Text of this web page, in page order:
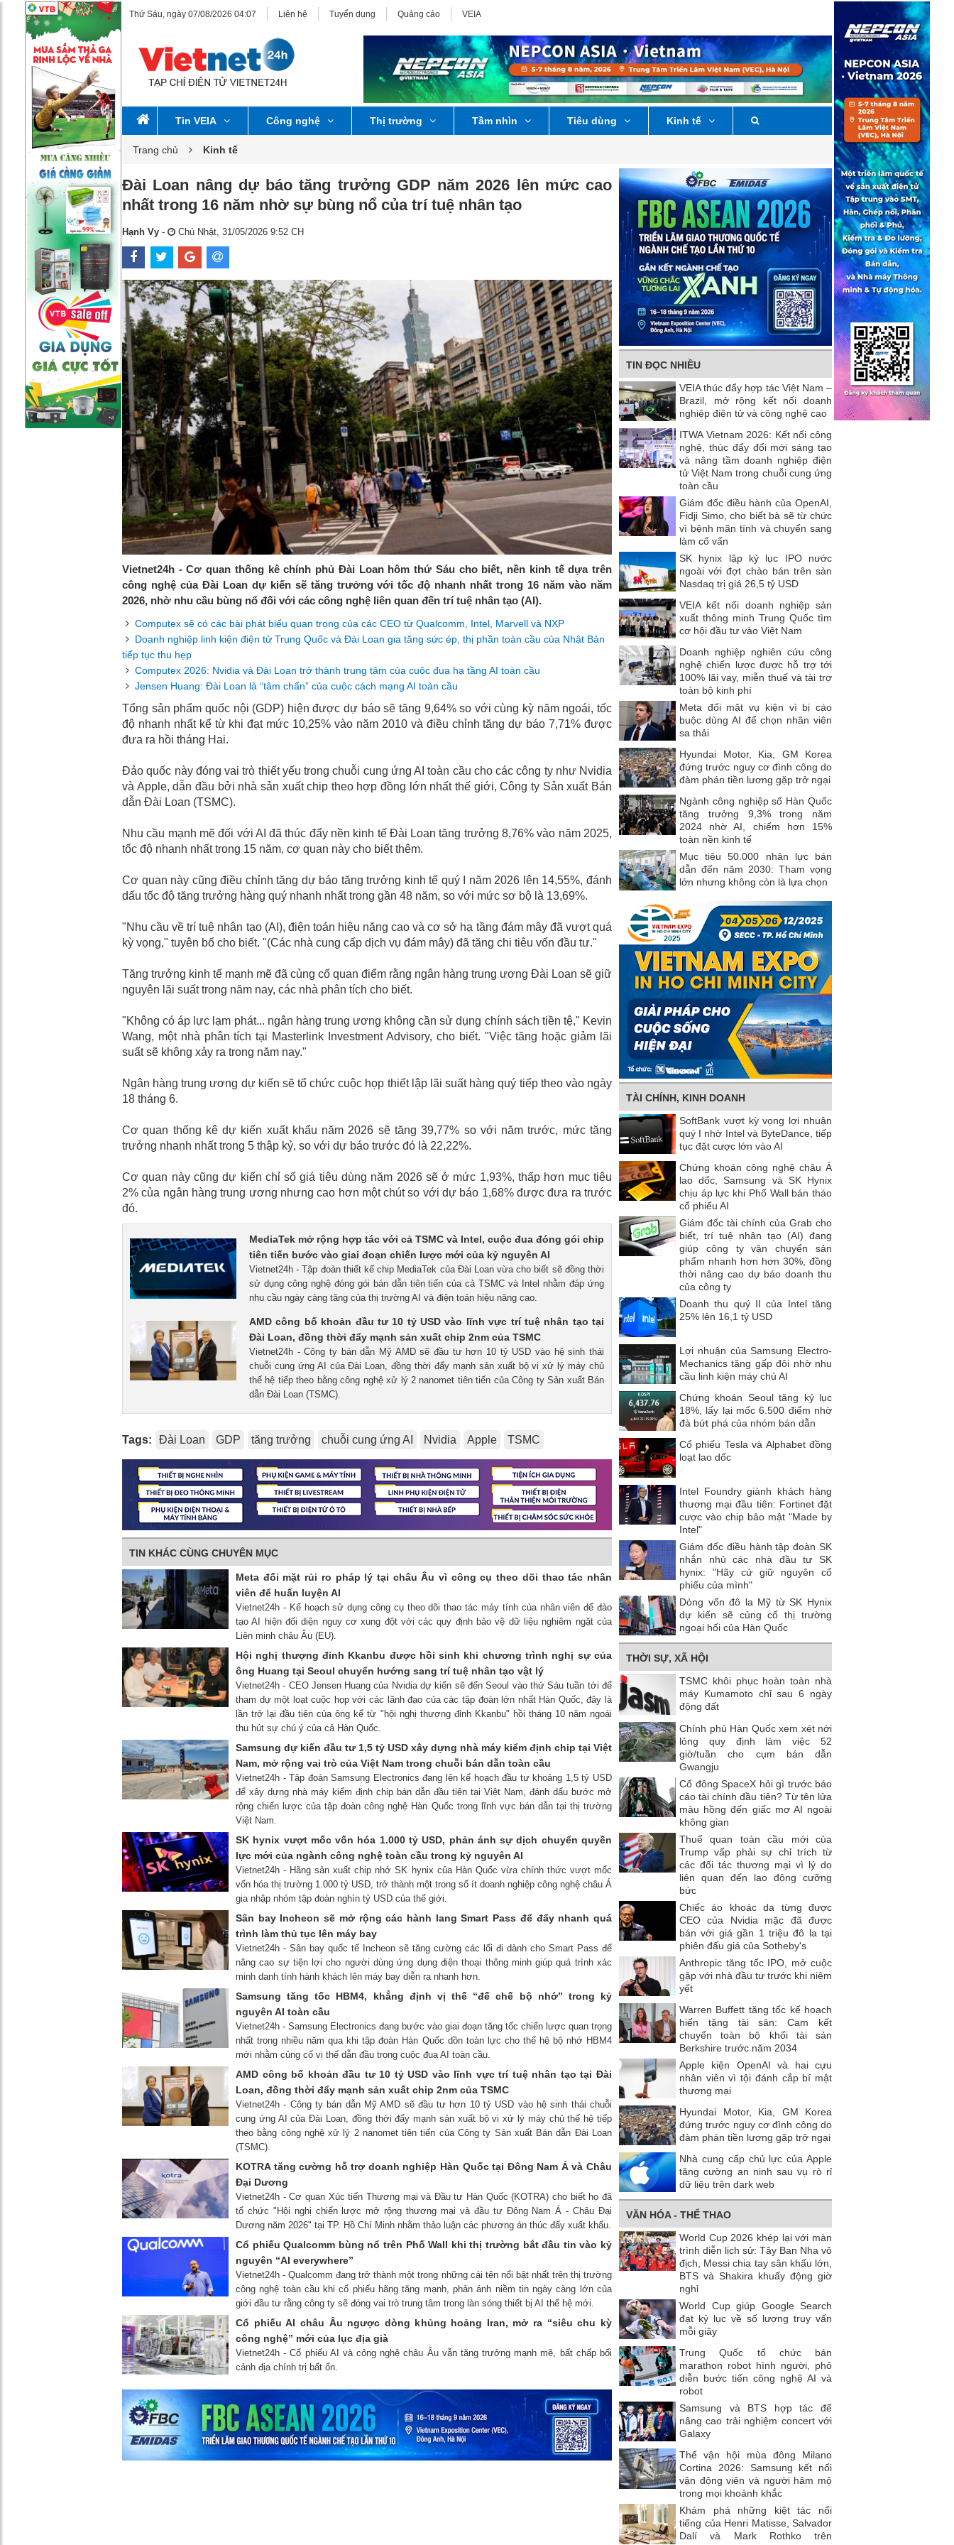
Thứ Sáu, ngày 07/08/2026 04:07 Liên hệ Tuyển dụng Quảng cáo VEIA
Tin VEIA Công nghệ Thị trường Tầm nhìn Tiêu dùng Kinh tế
Trang chủ Kinh tế
Đài Loan nâng dự báo tăng trưởng GDP năm 2026 lên mức cao
nhất trong 16 năm nhờ sự bùng nổ của trí tuệ nhân tạo
Hạnh Vy - Chủ Nhật, 31/05/2026 9:52 CH
Vietnet24h - Cơ quan thống kê chính phủ Đài Loan hôm thứ Sáu cho biết, nền kinh tế dựa trên
công nghệ của Đài Loan dự kiến ​​sẽ tăng trưởng với tốc độ nhanh nhất trong 16 năm vào năm
2026, nhờ nhu cầu bùng nổ đối với các công nghệ liên quan đến trí tuệ nhân tạo (AI).
Computex sẽ có các bài phát biểu quan trọng của các CEO từ Qualcomm, Intel, Marvell và NXP
Doanh nghiệp linh kiện điện tử Trung Quốc và Đài Loan gia tăng sức ép, thị phần toàn cầu của Nhật Bản
tiếp tục thu hẹp
Computex 2026: Nvidia và Đài Loan trở thành trung tâm của cuộc đua hạ tầng AI toàn cầu
Jensen Huang: Đài Loan là “tâm chấn” của cuộc cách mạng AI toàn cầu
Tổng sản phẩm quốc nội (GDP) hiện được dự báo sẽ tăng 9,64% so với cùng kỳ năm ngoái, tốc
độ nhanh nhất kể từ khi đạt mức 10,25% vào năm 2010 và điều chỉnh tăng dự báo 7,71% được
đưa ra hồi tháng Hai.
Đảo quốc này đóng vai trò thiết yếu trong chuỗi cung ứng AI toàn cầu cho các công ty như Nvidia
và Apple, dẫn đầu bởi nhà sản xuất chip theo hợp đồng lớn nhất thế giới, Công ty Sản xuất Bán
dẫn Đài Loan (TSMC).
Nhu cầu mạnh mẽ đối với AI đã thúc đẩy nền kinh tế Đài Loan tăng trưởng 8,76% vào năm 2025,
tốc độ nhanh nhất trong 15 năm, cơ quan này cho biết thêm.
Cơ quan này cũng điều chỉnh tăng dự báo tăng trưởng kinh tế quý I năm 2026 lên 14,55%, đánh
dấu tốc độ tăng trưởng hàng quý nhanh nhất trong gần 48 năm, so với mức sơ bộ là 13,69%.
"Nhu cầu về trí tuệ nhân tạo (AI), điện toán hiệu năng cao và cơ sở hạ tầng đám mây đã vượt quá
kỳ vọng," tuyên bố cho biết. "(Các nhà cung cấp dịch vụ đám mây) đã tăng chi tiêu vốn đầu tư."
Tăng trưởng kinh tế mạnh mẽ đã củng cố quan điểm rằng ngân hàng trung ương Đài Loan sẽ giữ
nguyên lãi suất trong năm nay, các nhà phân tích cho biết.
"Không có áp lực lạm phát... ngân hàng trung ương không cần sử dụng chính sách tiền tệ," Kevin
Wang, một nhà phân tích tại Masterlink Investment Advisory, cho biết. "Việc tăng hoặc giảm lãi
suất sẽ không xảy ra trong năm nay."
Ngân hàng trung ương dự kiến ​​sẽ tổ chức cuộc họp thiết lập lãi suất hàng quý tiếp theo vào ngày
18 tháng 6.
Cơ quan thống kê dự kiến ​​xuất khẩu năm 2026 sẽ tăng 39,77% so với năm trước, mức tăng
trưởng nhanh nhất trong 5 thập kỷ, so với dự báo trước đó là 22,22%.
Cơ quan này cũng dự kiến ​​chỉ số giá tiêu dùng năm 2026 sẽ ở mức 1,93%, thấp hơn mục tiêu
2% của ngân hàng trung ương nhưng cao hơn một chút so với dự báo 1,68% được đưa ra trước
đó.
MediaTek mở rộng hợp tác với cả TSMC và Intel, cuộc đua đóng gói chip
tiên tiến bước vào giai đoạn chiến lược mới của kỷ nguyên AI
Vietnet24h - Tập đoàn thiết kế chip MediaTek của Đài Loan vừa cho biết sẽ đồng thời
sử dụng công nghệ đóng gói bán dẫn tiên tiến của cả TSMC và Intel nhằm đáp ứng
nhu cầu ngày càng tăng của thị trường AI và điện toán hiệu năng cao.
AMD công bố khoản đầu tư 10 tỷ USD vào lĩnh vực trí tuệ nhân tạo tại
Đài Loan, đồng thời đẩy mạnh sản xuất chip 2nm của TSMC
Vietnet24h - Công ty bán dẫn Mỹ AMD sẽ đầu tư hơn 10 tỷ USD vào hệ sinh thái
chuỗi cung ứng AI của Đài Loan, đồng thời đẩy mạnh sản xuất bộ vi xử lý máy chủ
thế hệ tiếp theo bằng công nghệ xử lý 2 nanomet tiên tiến của Công ty Sản xuất Bán
dẫn Đài Loan (TSMC).
Tags: Đài Loan GDP tăng trưởng chuỗi cung ứng AI Nvidia Apple TSMC
TIN KHÁC CÙNG CHUYÊN MỤC
Meta đối mặt rủi ro pháp lý tại châu Âu vì công cụ theo dõi thao tác nhân
viên để huấn luyện AI
Vietnet24h - Kế hoạch sử dụng công cụ theo dõi thao tác máy tính của nhân viên để đào
tạo AI hiện đối diện nguy cơ xung đột với các quy định bảo vệ dữ liệu nghiêm ngặt của
Liên minh châu Âu (EU).
Hội nghị thượng đỉnh Kkanbu được hồi sinh khi chương trình nghị sự của
ông Huang tại Seoul chuyển hướng sang trí tuệ nhân tạo vật lý
Vietnet24h - CEO Jensen Huang của Nvidia dự kiến ​​sẽ đến Seoul vào thứ Sáu tuần tới để
tham dự một loạt cuộc họp với các lãnh đạo của các tập đoàn lớn nhất Hàn Quốc, đây là
lần trở lại đầu tiên của ông kể từ "hội nghị thượng đỉnh Kkanbu" hồi tháng 10 năm ngoái
thu hút sự chú ý của cả Hàn Quốc.
Samsung dự kiến đầu tư 1,5 tỷ USD xây dựng nhà máy kiểm định chip tại Việt
Nam, mở rộng vai trò của Việt Nam trong chuỗi bán dẫn toàn cầu
Vietnet24h - Tập đoàn Samsung Electronics đang lên kế hoạch đầu tư khoảng 1,5 tỷ USD
để xây dựng nhà máy kiểm định chip bán dẫn đầu tiên tại Việt Nam, đánh dấu bước mở
rộng chiến lược của tập đoàn công nghệ Hàn Quốc trong lĩnh vực bán dẫn tại thị trường
Việt Nam.
SK hynix vượt mốc vốn hóa 1.000 tỷ USD, phản ánh sự dịch chuyển quyền
lực mới của ngành công nghệ toàn cầu trong kỷ nguyên AI
Vietnet24h - Hãng sản xuất chip nhớ SK hynix của Hàn Quốc vừa chính thức vượt mốc
vốn hóa thị trường 1.000 tỷ USD, trở thành một trong số ít doanh nghiệp công nghệ châu Á
gia nhập nhóm tập đoàn nghìn tỷ USD của thế giới.
Sân bay Incheon sẽ mở rộng các hành lang Smart Pass để đẩy nhanh quá
trình làm thủ tục lên máy bay
Vietnet24h - Sân bay quốc tế Incheon sẽ tăng cường các lối đi dành cho Smart Pass để
nâng cao sự tiện lợi cho người dùng ứng dụng điện thoại thông minh giúp quá trình xác
minh danh tính hành khách lên máy bay diễn ra nhanh hơn.
Samsung tăng tốc HBM4, khẳng định vị thế “đế chế bộ nhớ” trong kỷ
nguyên AI toàn cầu
Vietnet24h - Samsung Electronics đang bước vào giai đoạn tăng tốc chiến lược quan trọng
nhất trong nhiều năm qua khi tập đoàn Hàn Quốc dồn toàn lực cho thế hệ bộ nhớ HBM4
mới nhằm củng cố vị thế dẫn đầu trong cuộc đua AI toàn cầu.
AMD công bố khoản đầu tư 10 tỷ USD vào lĩnh vực trí tuệ nhân tạo tại Đài
Loan, đồng thời đẩy mạnh sản xuất chip 2nm của TSMC
Vietnet24h - Công ty bán dẫn Mỹ AMD sẽ đầu tư hơn 10 tỷ USD vào hệ sinh thái chuỗi
cung ứng AI của Đài Loan, đồng thời đẩy mạnh sản xuất bộ vi xử lý máy chủ thế hệ tiếp
theo bằng công nghệ xử lý 2 nanomet tiên tiến của Công ty Sản xuất Bán dẫn Đài Loan
(TSMC).
KOTRA tăng cường hỗ trợ doanh nghiệp Hàn Quốc tại Đông Nam Á và Châu
Đại Dương
Vietnet24h - Cơ quan Xúc tiến Thương mại và Đầu tư Hàn Quốc (KOTRA) cho biết họ đã
tổ chức "Hội nghị chiến lược mở rộng thương mại và đầu tư Đông Nam Á - Châu Đại
Dương năm 2026" tại TP. Hồ Chí Minh nhằm thảo luận các phương án thúc đẩy xuất khẩu.
Cổ phiếu Qualcomm bùng nổ trên Phố Wall khi thị trường bắt đầu tin vào kỷ
nguyên “AI everywhere”
Vietnet24h - Qualcomm đang trở thành một trong những cái tên nổi bật nhất trên thị trường
công nghệ toàn cầu khi cổ phiếu hãng tăng mạnh, phản ánh niềm tin ngày càng lớn của
giới đầu tư rằng công ty sẽ đóng vai trò trung tâm trong làn sóng thiết bị AI thế hệ mới.
Cổ phiếu AI châu Âu ngược dòng khủng hoảng Iran, mở ra “siêu chu kỳ
công nghệ” mới của lục địa già
Vietnet24h - Cổ phiếu AI và công nghệ châu Âu vẫn tăng trưởng mạnh mẽ, bất chấp bối
cảnh địa chính trị bất ổn.
TIN ĐỌC NHIỀU
VEIA thúc đẩy hợp tác Việt Nam –
Brazil, mở rộng kết nối doanh
nghiệp điện tử và công nghệ cao
ITWA Vietnam 2026: Kết nối công
nghệ, thúc đẩy đổi mới sáng tạo
và nâng tầm doanh nghiệp điện
tử Việt Nam trong chuỗi cung ứng
toàn cầu
Giám đốc điều hành của OpenAI,
Fidji Simo, cho biết bà sẽ từ chức
vì bệnh mãn tính và chuyển sang
làm cố vấn
SK hynix lập kỷ lục IPO nước
ngoài với đợt chào bán trên sàn
Nasdaq trị giá 26,5 tỷ USD
VEIA kết nối doanh nghiệp sản
xuất thông minh Trung Quốc tìm
cơ hội đầu tư vào Việt Nam
Doanh nghiệp nghiên cứu công
nghệ chiến lược được hỗ trợ tới
100% lãi vay, miễn thuế và tài trợ
toàn bộ kinh phí
Meta đối mặt vụ kiện vì bị cáo
buộc dùng AI để chọn nhân viên
sa thải
Hyundai Motor, Kia, GM Korea
đứng trước nguy cơ đình công do
đàm phán tiền lương gặp trở ngại
Ngành công nghiệp số Hàn Quốc
tăng trưởng 9,3% trong năm
2024 nhờ AI, chiếm hơn 15%
toàn nền kinh tế
Mục tiêu 50.000 nhân lực bán
dẫn đến năm 2030: Tham vọng
lớn nhưng không còn là lựa chọn
TÀI CHÍNH, KINH DOANH
SoftBank vượt kỳ vọng lợi nhuận
quý I nhờ Intel và ByteDance, tiếp
tục đặt cược lớn vào AI
Chứng khoán công nghệ châu Á
lao dốc, Samsung và SK Hynix
chịu áp lực khi Phố Wall bán tháo
cổ phiếu AI
Giám đốc tài chính của Grab cho
biết, trí tuệ nhân tạo (AI) đang
giúp công ty vận chuyển sản
phẩm nhanh hơn hơn 30%, đồng
thời nâng cao dự báo doanh thu
của công ty
Doanh thu quý II của Intel tăng
25% lên 16,1 tỷ USD
Lợi nhuận của Samsung Electro-
Mechanics tăng gấp đôi nhờ nhu
cầu linh kiện máy chủ AI
Chứng khoán Seoul tăng kỷ lục
18%, lấy lại mốc 6.500 điểm nhờ
đà bứt phá của nhóm bán dẫn
Cổ phiếu Tesla và Alphabet đồng
loạt lao dốc
Intel Foundry giành khách hàng
thương mại đầu tiên: Fortinet đặt
cược vào chip bảo mật "Made by
Intel"
Giám đốc điều hành tập đoàn SK
nhắn nhủ các nhà đầu tư SK
hynix: "Hãy cứ giữ nguyên cổ
phiếu của mình"
Dòng vốn đô la Mỹ từ SK Hynix
dự kiến ​​sẽ củng cố thị trường
ngoại hối của Hàn Quốc
THỜI SỰ, XÃ HỘI
TSMC khôi phục hoàn toàn nhà
máy Kumamoto chỉ sau 6 ngày
động đất
Chính phủ Hàn Quốc xem xét nới
lỏng quy định làm việc 52
giờ/tuần cho cụm bán dẫn
Gwangju
Cổ đông SpaceX hỏi gì trước báo
cáo tài chính đầu tiên? Từ tên lửa
màu hồng đến giấc mơ AI ngoài
không gian
Thuế quan toàn cầu mới của
Trump vấp phải sự chỉ trích từ
các đối tác thương mại vì lý do
liên quan đến lao động cưỡng
bức
Chiếc áo khoác da từng được
CEO của Nvidia mặc đã được
bán với giá gần 1 triệu đô la tại
phiên đấu giá của Sotheby's
Anthropic tăng tốc IPO, mở cuộc
gặp với nhà đầu tư trước khi niêm
yết
Warren Buffett tăng tốc kế hoạch
hiến tặng tài sản: Cam kết
chuyển toàn bộ khối tài sản
Berkshire trước năm 2034
Apple kiện OpenAI và hai cựu
nhân viên vì tội đánh cắp bí mật
thương mại
Hyundai Motor, Kia, GM Korea
đứng trước nguy cơ đình công do
đàm phán tiền lương gặp trở ngại
Nhà cung cấp chủ lực của Apple
tăng cường an ninh sau vụ rò rỉ
dữ liệu trên dark web
VĂN HÓA - THỂ THAO
World Cup 2026 khép lại với màn
trình diễn lịch sử: Tây Ban Nha vô
địch, Messi chia tay sân khấu lớn,
BTS và Shakira khuấy động giờ
nghỉ
World Cup giúp Google Search
đạt kỷ lục về số lượng truy vấn
mỗi giây
Trung Quốc tổ chức bán
marathon robot hình người, phô
diễn bước tiến công nghệ AI và
robot
Samsung và BTS hợp tác để
nâng cao trải nghiệm concert với
Galaxy
Thế vận hội mùa đông Milano
Cortina 2026: Samsung kết nối
vận động viên và người hâm mộ
trong mọi khoảnh khắc
Khám phá những kiệt tác nổi
tiếng của Henri Matisse, Salvador
Dalí và Mark Rothko trên